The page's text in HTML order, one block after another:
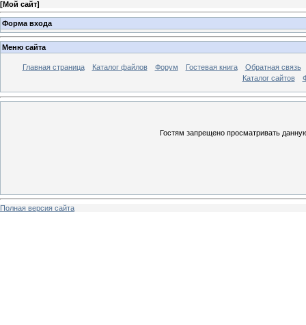
[Мой сайт]
Форма входа
Меню сайта
Главная страница Каталог файлов Форум Гостевая книга
Обратная связь
Каталог сайтов
Гостям запрещено просматривать
Полная версия сайта